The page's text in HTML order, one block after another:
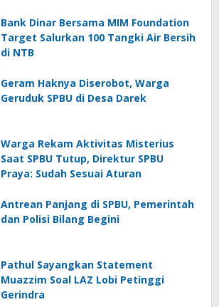
Bank Dinar Bersama MIM Foundation
Target Salurkan 100 Tangki Air Bersih
di NTB
Geram Haknya Diserobot, Warga
Geruduk SPBU di Desa Darek
Warga Rekam Aktivitas Misterius
Saat SPBU Tutup, Direktur SPBU
Praya: Sudah Sesuai Aturan
Antrean Panjang di SPBU, Pemerintah
dan Polisi Bilang Begini
Pathul Sayangkan Statement
Muazzim Soal LAZ Lobi Petinggi
Gerindra